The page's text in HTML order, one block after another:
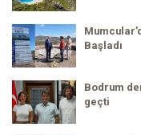
Başladı
Bodrum
geçti